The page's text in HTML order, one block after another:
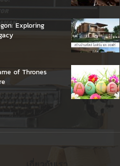
Exploring
of Thrones